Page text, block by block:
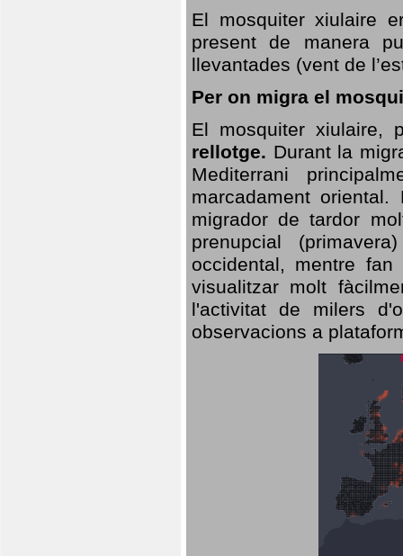
El mosquiter xiulaire
present de manera
llevantades (vent de
Per on migra el
El mosquiter xiulaire,
rellotge. Durant la
Mediterrani
marcadament
migrador de tardor
prenupcial
occidental, mentre
visualitzar molt
l'activitat de milers
observacions a